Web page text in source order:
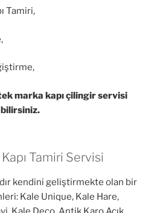
Tamiri,
marka kapı çilingir servisi
Tamiri Servisi
kendini geliştirmekte olan bir
Kale Unique, Kale Hare,